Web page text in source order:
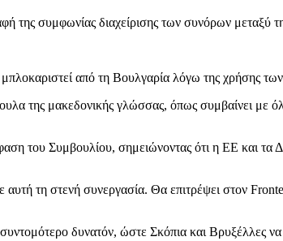
της συμφωνίας διαχείρισης των συνόρων μεταξύ
από τη Βουλγαρία λόγω της χρήσης
της μακεδονικής γλώσσας, όπως συμβαίνει με
του Συμβουλίου, σημειώνοντας ότι η ΕΕ και τα
τη στενή συνεργασία. Θα επιτρέψει στον
δυνατόν, ώστε Σκόπια και Βρυξέλλες